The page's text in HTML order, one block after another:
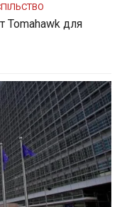
Tomahawk для